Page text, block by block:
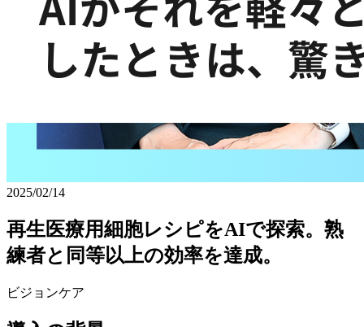
2025/02/14
再生医療用細胞レシピをAIで探索。 熟
練者と 同等以上の効率を達成。
ビジョンケア